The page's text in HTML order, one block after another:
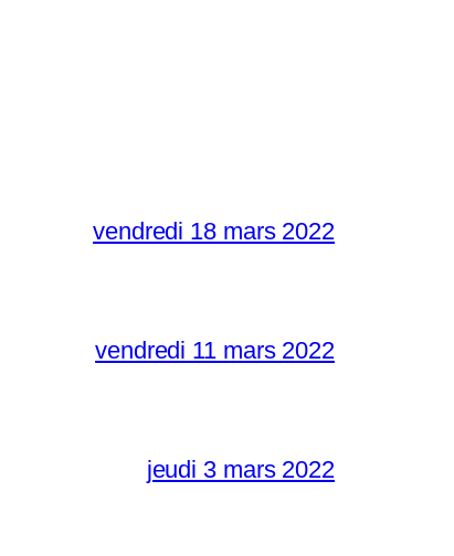
vendredi 18 mars 2022
vendredi 11 mars 2022
jeudi 3 mars 2022